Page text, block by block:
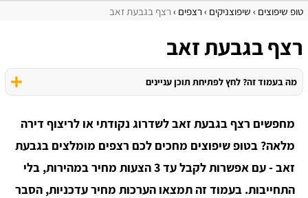
טופ שיפוצים שיפוצניקים רצפים רצף בגבעת זאב
רצף בגבעת זאב
מה בעמוד זה? לחץ לפתיחת תוכן עניינים
מחפשים רצף בגבעת זאב לשדרוג נקודתי או לריצוף דירה
מלאה? בטופ שיפוצים מחכים לכם רצפים מומלצים בגבעת
זאב - עם אפשרות לקבל עד 3 הצעות מחיר במהירות, בלי
התחייבות. בעמוד זה תמצאו הערכות מחיר עדכניות, הסבר